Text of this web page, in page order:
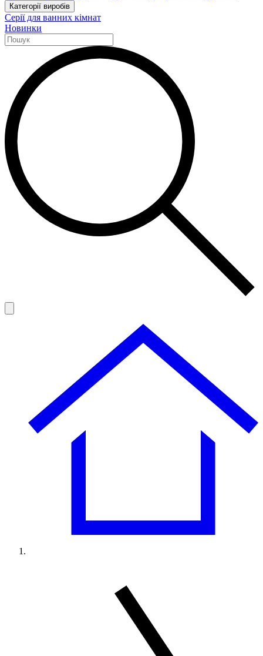
Категорії виробів
Серії для ванних кімнат
Новинки